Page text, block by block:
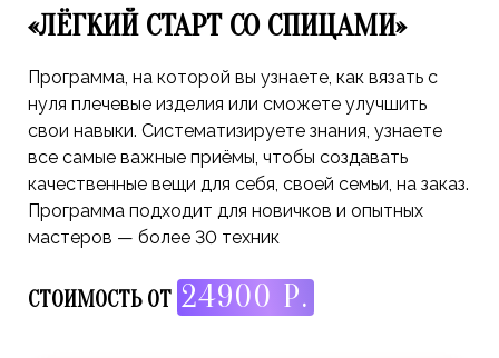
«ЛЁГКИЙ СТАРТ СО СПИЦАМИ»
Программа, на которой вы узнаете, как вязать с
нуля плечевые изделия или сможете улучшить
свои навыки. Систематизируете знания, узнаете
все самые важные приёмы, чтобы создавать
качественные вещи для себя, своей семьи, на заказ.
Программа подходит для новичков и опытных
мастеров — более 30 техник
СТОИМОСТЬ ОТ 24900 Р.